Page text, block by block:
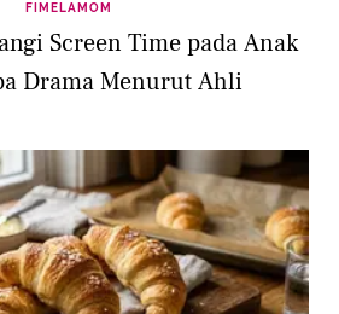
FIMELAMOM
Screen Time pada Anak
Drama Menurut Ahli